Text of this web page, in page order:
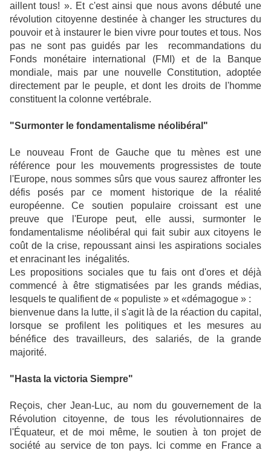
aillent tous! ». Et c'est ainsi que nous avons débuté une
révolution citoyenne destinée à changer les structures du
pouvoir et à instaurer le bien vivre pour toutes et tous. Nos
pas ne sont pas guidés par les recommandations du
Fonds monétaire international (FMI) et de la Banque
mondiale, mais par une nouvelle Constitution, adoptée
directement par le peuple, et dont les droits de l'homme
constituent la colonne vertébrale.
"Surmonter le fondamentalisme néolibéral"
Le nouveau Front de Gauche que tu mènes est une
référence pour les mouvements progressistes de toute
l'Europe, nous sommes sûrs que vous saurez affronter les
défis posés par ce moment historique de la réalité
européenne. Ce soutien populaire croissant est une
preuve que l'Europe peut, elle aussi, surmonter le
fondamentalisme néolibéral qui fait subir aux citoyens le
coût de la crise, repoussant ainsi les aspirations sociales
et enracinant les inégalités.
Les propositions sociales que tu fais ont d'ores et déjà
commencé à être stigmatisées par les grands médias,
lesquels te qualifient de « populiste » et «démagogue » :
bienvenue dans la lutte, il s'agit là de la réaction du capital,
lorsque se profilent les politiques et les mesures au
bénéfice des travailleurs, des salariés, de la grande
majorité.
"Hasta la victoria Siempre"
Reçois, cher Jean-Luc, au nom du gouvernement de la
Révolution citoyenne, de tous les révolutionnaires de
l'Équateur, et de moi même, le soutien à ton projet de
société au service de ton pays. Ici comme en France a